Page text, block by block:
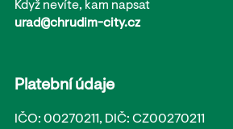
Když nevíte, kam napsat
urad@chrudim-city.cz
Platební údaje
IČO: 00270211, DIČ: CZ00270211